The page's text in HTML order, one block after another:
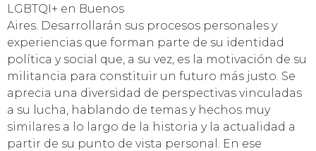
LGBTQI+ en Buenos
Aires. Desarrollarán sus procesos personales y
experiencias que forman parte de su identidad
política y social que, a su vez, es la motivación de su
militancia para constituir un futuro más justo. Se
aprecia una diversidad de perspectivas vinculadas
a su lucha, hablando de temas y hechos muy
similares a lo largo de la historia y la actualidad a
partir de su punto de vista personal. En ese